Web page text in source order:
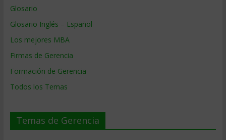
Glosario
Glosario Inglés – Español
Los mejores MBA
Firmas de Gerencia
Formación de Gerencia
Todos los Temas
Temas de Gerencia